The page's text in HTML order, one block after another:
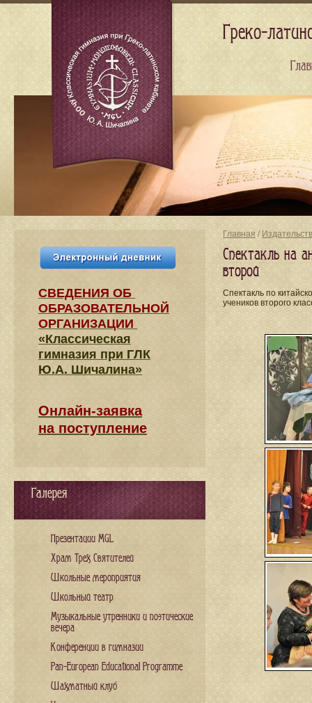
Главная /
Спектакль на
второй
Спектакль по
учеников второго
СВЕДЕНИЯ​ ОБ
ОБРАЗОВАТЕЛЬНОЙ
ОРГАНИЗАЦИИ
«Классическая
гимназия при ГЛК
Ю.А. Шичалина»
Онлайн-заявка
на поступление
Галерея
Презентации MGL
Храм Трех Святителей
Школьные мероприятия
Школьный театр
Музыкальные утренники и поэтические
вечера
Конференции в гимназии
Pan-European Educational Programme
Шахматный клуб
Греко-